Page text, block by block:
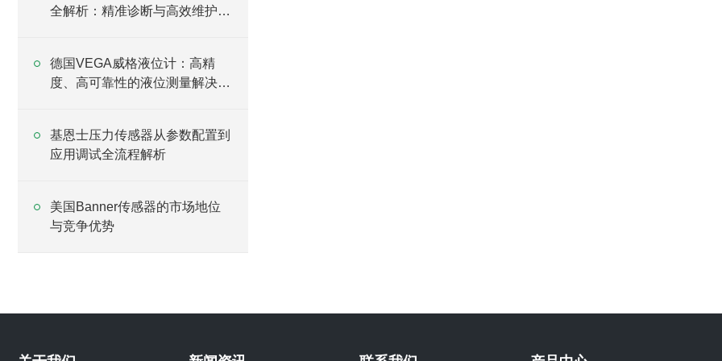
全解析：精准诊断与高效维护指
德国VEGA威格液位计：高精
度、高可靠性的液位测量解决方
基恩士压力传感器从参数配置到
应用调试全流程解析
美国Banner传感器的市场地位
与竞争优势